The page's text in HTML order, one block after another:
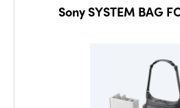
Sony SYSTEM BAG